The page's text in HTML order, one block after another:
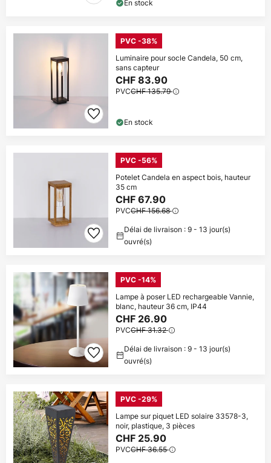
En stock
PVC -38%
Luminaire pour socle Candela, 50 cm,
sans capteur
CHF 83.90
PVCCHF 135.79
En stock
PVC -56%
Potelet Candela en aspect bois, hauteur
35 cm
CHF 67.90
PVCCHF 156.68
Délai de livraison : 9 - 13 jour(s)
ouvré(s)
PVC -14%
Lampe à poser LED rechargeable Vannie,
blanc, hauteur 36 cm, IP44
CHF 26.90
PVCCHF 31.32
Délai de livraison : 9 - 13 jour(s)
ouvré(s)
PVC -29%
Lampe sur piquet LED solaire 33578-3,
noir, plastique, 3 pièces
CHF 25.90
PVCCHF 36.55